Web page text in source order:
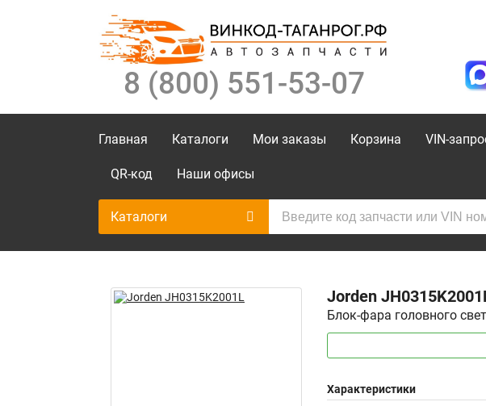
8 (800) 551-53-07
Главная Каталоги Мои заказы Корзина VIN-
QR-код Наши офисы
Каталоги
Jorden
Блок-фара головного
Характеристики